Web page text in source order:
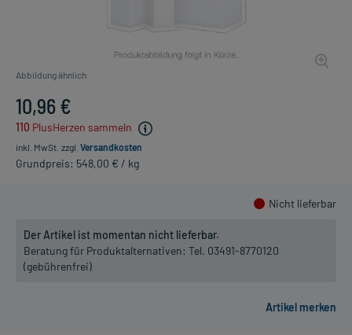
Abbildung ähnlich
10,96 €
110 PlusHerzen sammeln
inkl. MwSt. zzgl. Versandkosten
Grundpreis: 548,00 € / kg
Nicht lieferbar
Der Artikel ist momentan nicht lieferbar.
Beratung für Produktalternativen: Tel. 03491-8770120
(gebührenfrei)